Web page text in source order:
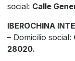
social: Calle
IBEROCHINA
– Domicilio social:
28020.